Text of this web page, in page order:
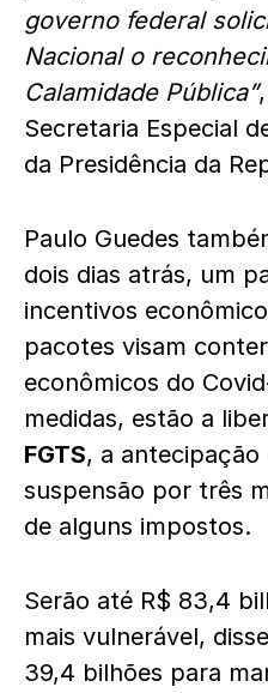
governo federal
Nacional o
Calamidade Pública”
Secretaria Especial
da Presidência da
Paulo Guedes
dois dias atrás, um
incentivos
pacotes visam
econômicos do
medidas, estão a
FGTS, a antecipação
suspensão por três
de alguns impostos.
Serão até R$ 83,4
mais vulnerável,
39,4 bilhões para